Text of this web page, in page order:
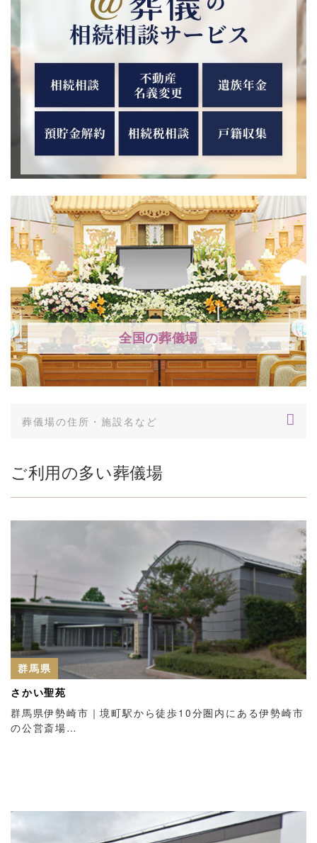
全国の葬儀場
ご利用の多い葬儀場
群馬県
さかい聖苑
群馬県伊勢崎市｜境町駅から徒歩10分圏内にある伊勢崎市
の公営斎場…